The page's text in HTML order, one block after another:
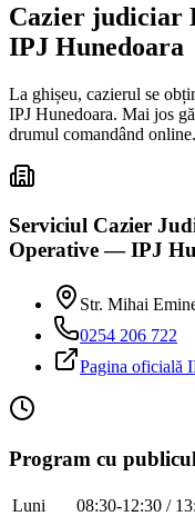
Cazier judiciar
IPJ Hunedoara
La ghișeu, cazierul se
IPJ Hunedoara. Mai jos
drumul comandând online.
Serviciul Cazier
Operative — IPJ
Str. Mihai
0254 206 722
Pagina oficială
Program cu publicul
Luni
08:30-12:30 /